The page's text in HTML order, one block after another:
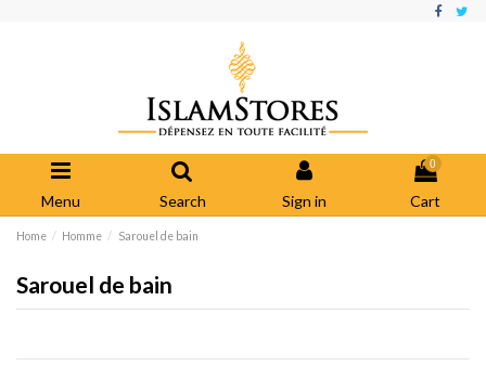
Menu Search Sign in
0
Cart
Home Homme Sarouel de bain
Sarouel de bain